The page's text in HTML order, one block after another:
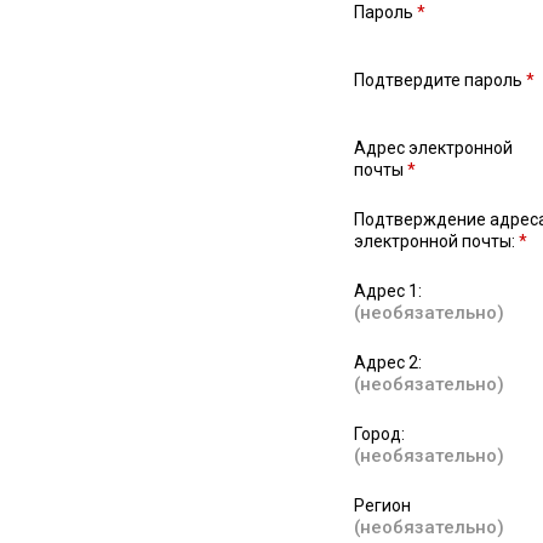
Пароль *
Подтвердите пароль *
Адрес электронной
почты *
Подтверждение
электронной почты: *
Адрес 1:
(необязательно)
Адрес 2:
(необязательно)
Город:
(необязательно)
Регион
(необязательно)